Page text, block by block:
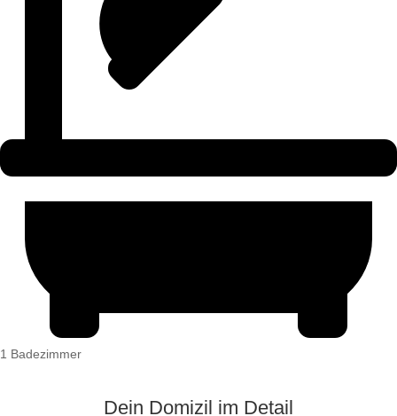
1 Badezimmer
Dein Domizil im Detail